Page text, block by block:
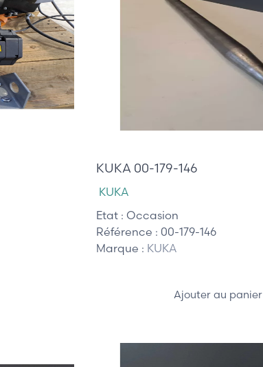
KUKA 00-179-146
KUKA
Etat : Occasion
Référence : 00-179-146
Marque : KUKA
Ajouter au panier